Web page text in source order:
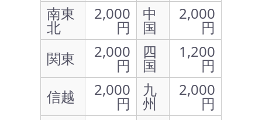
南東
北
2,000
円
中
国
2,000
円
関東
2,000
円
四
国
1,200
円
信越
2,000
円
九
州
2,000
円